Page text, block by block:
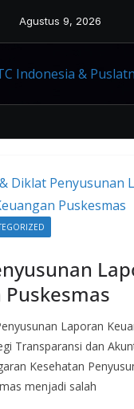
Agustus 9, 2026
Puskesmas
Laporan
Transparansi dan
Kesehatan
menjadi salah